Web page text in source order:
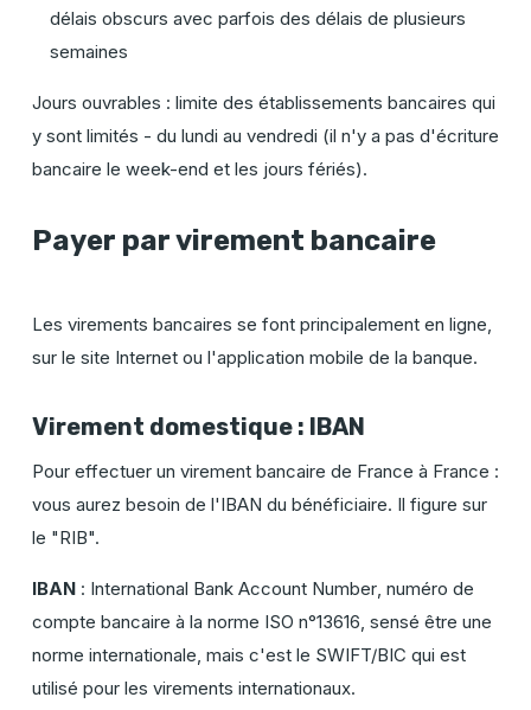
délais obscurs avec parfois des délais de plusieurs
semaines
Jours ouvrables : limite des établissements bancaires qui
y sont limités - du lundi au vendredi (il n'y a pas d'écriture
bancaire le week-end et les jours fériés).
Payer par virement bancaire
Les virements bancaires se font principalement en ligne,
sur le site Internet ou l'application mobile de la banque.
Virement domestique : IBAN
Pour effectuer un virement bancaire de France à France :
vous aurez besoin de l'IBAN du bénéficiaire. Il figure sur
le "RIB".
IBAN: International Bank Account Number, numéro de
compte bancaire à la norme ISO n°13616, sensé être une
norme internationale, mais c'est le SWIFT/BIC qui est
utilisé pour les virements internationaux.